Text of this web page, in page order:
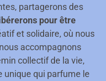
partagerons des
pour être
et solidaire, où nous
accompagnons
collectif de la vie,
unique qui parfume le